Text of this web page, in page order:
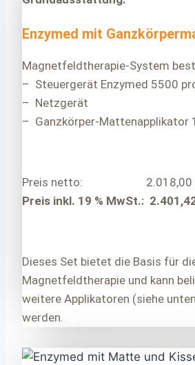
Enzymed mit
Magnetfeldtherapie-System
– Steuergerät Enzymed 5500
– Netzgerät
– Ganzkörper-Mattenapplikator
Preis netto: 2.018,00
Preis inkl. 19 % MwSt.:
Dieses Set bietet die Basis für
Magnetfeldtherapie und kann
weitere Applikatoren (siehe
werden.